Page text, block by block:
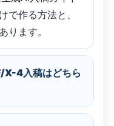
で作る方法と、
ります。
4入稿はどちら